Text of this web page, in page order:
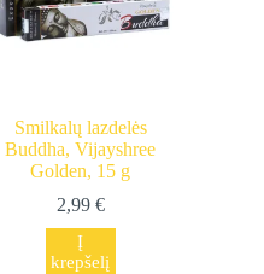
Smilkalų lazdelės
Buddha, Vijayshree
Golden, 15 g
2,99 €
Į
krepšelį